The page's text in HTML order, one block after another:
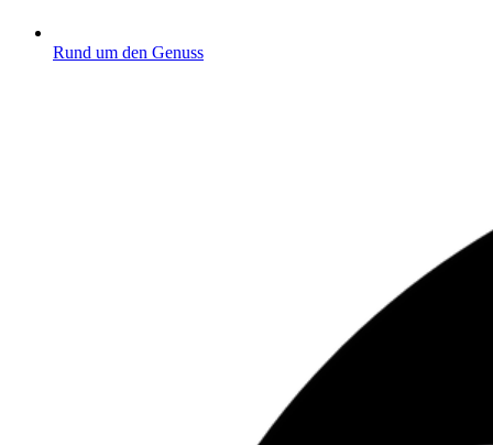
Rund um den Genuss